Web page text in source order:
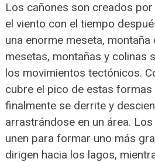
Los cañones son creados
el viento con el tiempo
una enorme meseta, montaña
mesetas, montañas y colinas
los movimientos tectónicos.
cubre el pico de estas
finalmente se derrite y
arrastrándose en un área.
unen para formar uno más
dirigen hacia los lagos,